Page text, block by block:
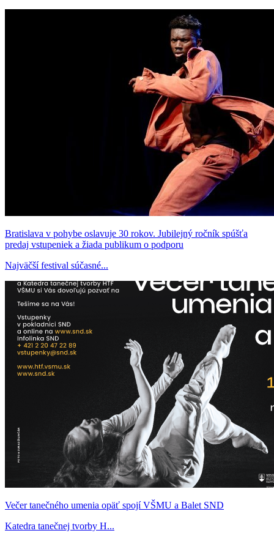
Bratislava v pohybe oslavuje 30 rokov. Jubilejný ročník spúšťa
predaj vstupeniek a žiada publikum o podporu
Najväčší festival súčasné...
Večer tanečného umenia opäť spojí VŠMU a Balet SND
Katedra tanečnej tvorby H...